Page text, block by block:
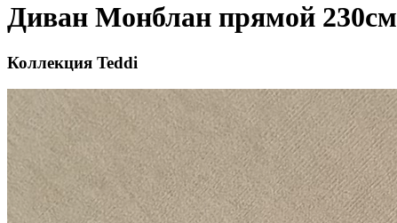
Диван Монблан прямой 230см
Коллекция Teddi